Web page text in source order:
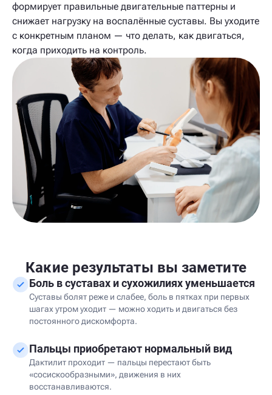
формирует правильные двигательные паттерны и
снижает нагрузку на воспалённые суставы. Вы уходите
с конкретным планом — что делать, как двигаться,
когда приходить на контроль.
Какие результаты вы заметите
Боль в суставах и сухожилиях уменьшается
Суставы болят реже и слабее, боль в пятках при первых
шагах утром уходит — можно ходить и двигаться без
постоянного дискомфорта.
Пальцы приобретают нормальный вид
Дактилит проходит — пальцы перестают быть
«сосискообразными», движения в них
восстанавливаются.